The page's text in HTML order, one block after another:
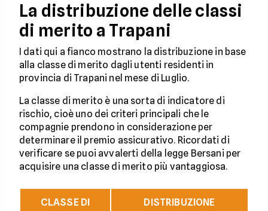
La distribuzione delle classi
di merito a Trapani
I dati qui a fianco mostrano la distribuzione in base
alla classe di merito dagli utenti residenti in
provincia di Trapani nel mese di Luglio.
La classe di merito è una sorta di indicatore di
rischio, cioè uno dei criteri principali che le
compagnie prendono in considerazione per
determinare il premio assicurativo. Ricordati di
verificare se puoi avvalerti della legge Bersani per
acquisire una classe di merito più vantaggiosa.
CLASSE DI
DISTRIBUZIONE